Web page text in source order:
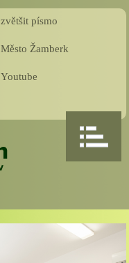
zvětšit písmo
Město Žamberk
Youtube